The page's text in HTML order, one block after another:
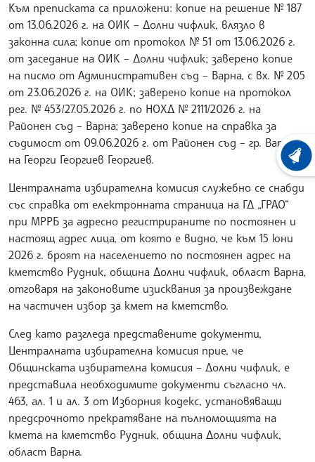
Към преписката са приложени: копие на решение № 187
от 13.06.2026 г. на ОИК – Долни чифлик, влязло в
законна сила; копие от протокол № 51 от 13.06.2026 г.
от заседание на ОИК – Долни чифлик; заверено копие
на писмо от Административен съд – Варна, с вх. № 205
от 23.06.2026 г. на ОИК; заверено копие на протокол
рег. № 453/27.05.2026 г. по НОХД № 2111/2026 г. на
Районен съд – Варна; заверено копие на справка за
съдимост от 09.06.2026 г. от Районен съд – гр. Варна,
на Георги Георгиев Георгиев.
Централната избирателна комисия служебно се снабди
със справка от електронната страница на ГД „ГРАО“
при МРРБ за адресно регистрираните по постоянен и
настоящ адрес лица, от която е видно, че към 15 юни
2026 г. броят на населението по постоянен адрес на
кметство Рудник, община Долни чифлик, област Варна,
отговаря на законовите изисквания за произвеждане
на частичен избор за кмет на кметство.
След като разгледа представените документи,
Централната избирателна комисия прие, че
Общинската избирателна комисия – Долни чифлик, е
представила необходимите документи съгласно чл.
463, ал. 1 и ал. 3 от Изборния кодекс, установяващи
предсрочното прекратяване на пълномощията на
кмета на кметство Рудник, община Долни чифлик,
област Варна.